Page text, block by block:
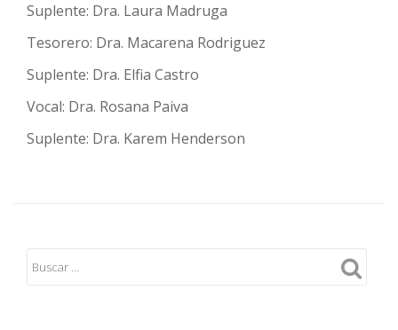
Suplente: Dra. Laura Madruga
Tesorero: Dra. Macarena Rodriguez
Suplente: Dra. Elfia Castro
Vocal: Dra. Rosana Paiva
Suplente: Dra. Karem Henderson